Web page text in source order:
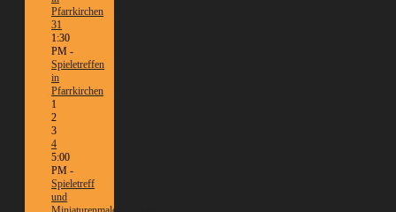
Pfarrkirchen
31
1:30
PM -
Spieletreffen
in
Pfarrkirchen
1
2
3
4
5:00
PM -
Spieletreff
und